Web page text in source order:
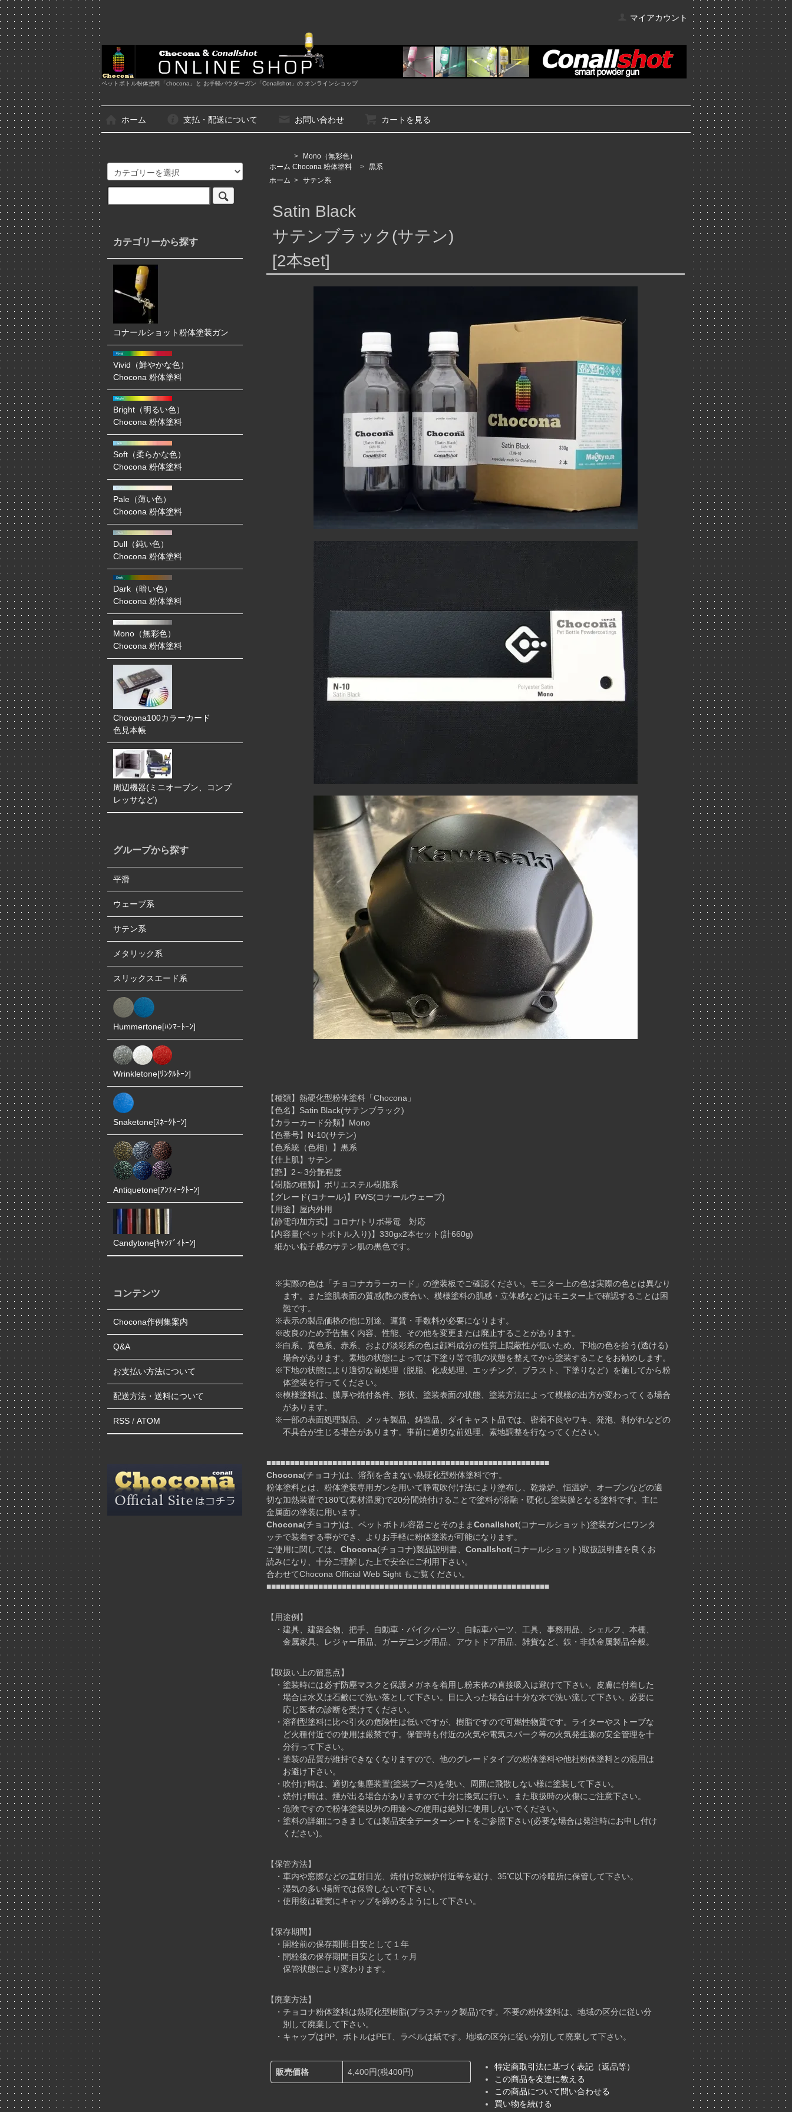
マイアカウント
ペットボトル粉体塗料「chocona」と お手軽パウダーガン「Conallshot」の オンラインショップ
ホーム 支払・配送について お問い合わせ カートを見る
ホーム
>
Mono（無彩色）
Chocona 粉体塗料
> 黒系
ホーム > サテン系
Satin Black
サテンブラック(サテン)
[2本set]
【種類】熱硬化型粉体塗料「Chocona」
【色名】Satin Black(サテンブラック)
【カラーカード分類】Mono
【色番号】N-10(サテン)
【色系統（色相）】黒系
【仕上肌】サテン
【艶】2～3分艶程度
【樹脂の種類】ポリエステル樹脂系
【グレード(コナール)】PWS(コナールウェーブ)
【用途】屋内外用
【静電印加方式】コロナ/トリボ帯電 対応
【内容量(ペットボトル入り)】330gx2本セット(計660g)
細かい粒子感のサテン肌の黒色です。
※実際の色は「チョコナカラーカード」の塗装板でご確認ください。モニター上の色は実際の色とは異なり
ます。また塗肌表面の質感(艶の度合い、模様塗料の肌感・立体感など)はモニター上で確認することは困
難です。
※表示の製品価格の他に別途、運賃・手数料が必要になります。
※改良のため予告無く内容、性能、その他を変更または廃止することがあります。
※白系、黄色系、赤系、および淡彩系の色は顔料成分の性質上隠蔽性が低いため、下地の色を拾う(透ける)
場合があります。素地の状態によっては下塗り等で肌の状態を整えてから塗装することをお勧めします。
※下地の状態により適切な前処理（脱脂、化成処理、エッチング、ブラスト、下塗りなど）を施してから粉
体塗装を行ってください。
※模様塗料は、膜厚や焼付条件、形状、塗装表面の状態、塗装方法によって模様の出方が変わってくる場合
があります。
※一部の表面処理製品、メッキ製品、鋳造品、ダイキャスト品では、密着不良やワキ、発泡、剥がれなどの
不具合が生じる場合があります。事前に適切な前処理、素地調整を行なってください。
■■■■■■■■■■■■■■■■■■■■■■■■■■■■■■■■■■■■■■■■■■■■■■■■■■■■■■■■■■■■
Chocona(チョコナ)は、溶剤を含まない熱硬化型粉体塗料です。
粉体塗料とは、粉体塗装専用ガンを用いて静電吹付け法により塗布し、乾燥炉、恒温炉、オーブンなどの適
切な加熱装置で180℃(素材温度)で20分間焼付けることで塗料が溶融・硬化し塗装膜となる塗料です。主に
金属面の塗装に用います。
Chocona(チョコナ)は、ペットボトル容器ごとそのままConallshot(コナールショット)塗装ガンにワンタ
ッチで装着する事ができ、よりお手軽に粉体塗装が可能になります。
ご使用に関しては、 Chocona(チョコナ)製品説明書、 Conallshot(コナールショット)取扱説明書を良くお
読みになり、十分ご理解した上で安全にご利用下さい。
合わせてChocona Official Web Sight もご覧ください。
■■■■■■■■■■■■■■■■■■■■■■■■■■■■■■■■■■■■■■■■■■■■■■■■■■■■■■■■■■■■
【用途例】
・建具、建築金物、把手、自動車・バイクパーツ、自転車パーツ、工具、事務用品、シェルフ、本棚、
金属家具、レジャー用品、ガーデニング用品、アウトドア用品、雑貨など、鉄・非鉄金属製品全般。
【取扱い上の留意点】
・塗装時には必ず防塵マスクと保護メガネを着用し粉末体の直接吸入は避けて下さい。皮膚に付着した
場合は水又は石鹸にて洗い落として下さい。目に入った場合は十分な水で洗い流して下さい。必要に
応じ医者の診断を受けてください。
・溶剤型塗料に比べ引火の危険性は低いですが、樹脂ですので可燃性物質です。ライターやストーブな
ど火種付近での使用は厳禁です。保管時も付近の火気や電気スパーク等の火気発生源の安全管理を十
分行って下さい。
・塗装の品質が維持できなくなりますので、他のグレードタイプの粉体塗料や他社粉体塗料との混用は
お避け下さい。
・吹付け時は、適切な集塵装置(塗装ブース)を使い、周囲に飛散しない様に塗装して下さい。
・焼付け時は、煙が出る場合がありますので十分に換気に行い、また取扱時の火傷にご注意下さい。
・危険ですので粉体塗装以外の用途への使用は絶対に使用しないでください。
・塗料の詳細につきましては製品安全データーシートをご参照下さい(必要な場合は発注時にお申し付け
ください)。
【保管方法】
・車内や窓際などの直射日光、焼付け乾燥炉付近等を避け、35℃以下の冷暗所に保管して下さい。
・湿気の多い場所では保管しないで下さい。
・使用後は確実にキャップを締めるようにして下さい。
【保存期間】
・開栓前の保存期間:目安として１年
・開栓後の保存期間:目安として１ヶ月
保管状態により変わります。
【廃棄方法】
・チョコナ粉体塗料は熱硬化型樹脂(プラスチック製品)です。不要の粉体塗料は、地域の区分に従い分
別して廃棄して下さい。
・キャップはPP、ボトルはPET、ラベルは紙です。地域の区分に従い分別して廃棄して下さい。
販売価格 4,400円(税400円)
特定商取引法に基づく表記（返品等）
この商品を友達に教える
この商品について問い合わせる
買い物を続ける
カテゴリーから探す
コナールショット粉体塗装ガン
Vivid（鮮やかな色）
Chocona 粉体塗料
Bright（明るい色）
Chocona 粉体塗料
Soft（柔らかな色）
Chocona 粉体塗料
Pale（薄い色）
Chocona 粉体塗料
Dull（鈍い色）
Chocona 粉体塗料
Dark（暗い色）
Chocona 粉体塗料
Mono（無彩色）
Chocona 粉体塗料
Chocona100カラーカード
色見本帳
周辺機器(ミニオーブン、コンプ
レッサなど)
グループから探す
平滑
ウェーブ系
サテン系
メタリック系
スリックスエード系
Hummertone[ﾊﾝﾏｰﾄｰﾝ]
Wrinkletone[ﾘﾝｸﾙﾄｰﾝ]
Snaketone[ｽﾈｰｸﾄｰﾝ]
Antiquetone[ｱﾝﾃｨｰｸﾄｰﾝ]
Candytone[ｷｬﾝﾃﾞｨﾄｰﾝ]
コンテンツ
Chocona作例集案内
Q&A
お支払い方法について
配送方法・送料について
RSS / ATOM